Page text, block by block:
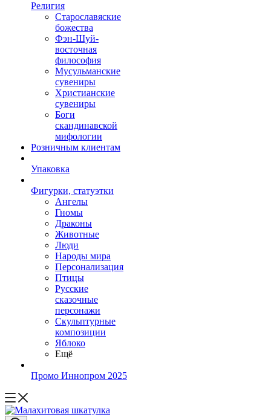
Религия
Старославяские
божества
Фэн-Шуй-
восточная
философия
Мусульманские
сувениры
Христианские
сувениры
Боги
скандинавской
мифологии
Розничным клиентам
Упаковка
Фигурки, статуэтки
Ангелы
Гномы
Драконы
Животные
Люди
Народы мира
Персонализация
Птицы
Русские
сказочные
персонажи
Скульптурные
композиции
Яблоко
Ещё
Промо Иннопром 2025